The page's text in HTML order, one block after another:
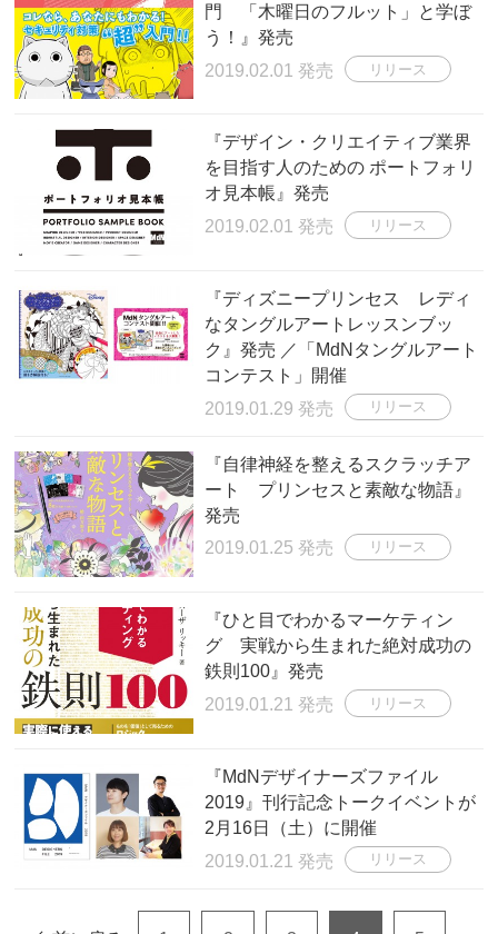
門 「木曜日のフルット」と学ぼ
う！』発売
2019.02.01 発売
リリース
『デザイン・クリエイティブ業界
を目指す人のための ポートフォリ
オ見本帳』発売
2019.02.01 発売
リリース
『ディズニープリンセス レディ
なタングルアートレッスンブッ
ク』発売 ／「MdNタングルアート
コンテスト」開催
2019.01.29 発売
リリース
『自律神経を整えるスクラッチア
ート プリンセスと素敵な物語』
発売
2019.01.25 発売
リリース
『ひと目でわかるマーケティン
グ 実戦から生まれた絶対成功の
鉄則100』発売
2019.01.21 発売
リリース
『MdNデザイナーズファイル
2019』刊行記念トークイベントが
2月16日（土）に開催
2019.01.21 発売
リリース